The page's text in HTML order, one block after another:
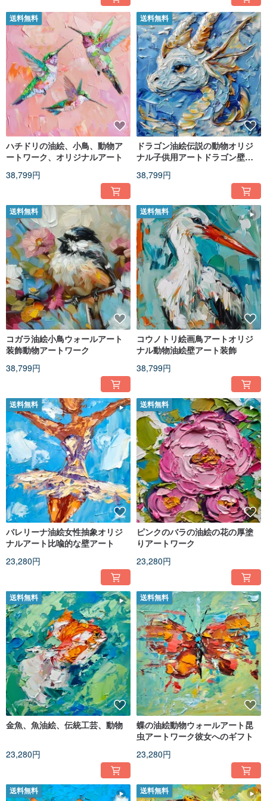
送料無料
ハチドリの油絵、小鳥、動物ア
ートワーク、オリジナルアート
38,799円
送料無料
ドラゴン油絵伝説の動物オリジ
ナル子供用アートドラゴン壁ア
38,799円
送料無料
コガラ油絵小鳥ウォールアート
装飾動物アートワーク
38,799円
送料無料
コウノトリ絵画鳥アートオリジ
ナル動物油絵壁アート装飾
38,799円
送料無料
バレリーナ油絵女性抽象オリジ
ナルアート比喩的な壁アート
23,280円
送料無料
ピンクのバラの油絵の花の厚塗
りアートワーク
23,280円
送料無料
金魚、魚油絵、伝統工芸、動物
23,280円
送料無料
蝶の油絵動物ウォールアート昆
虫アートワーク彼女へのギフト
23,280円
送料無料 送料無料